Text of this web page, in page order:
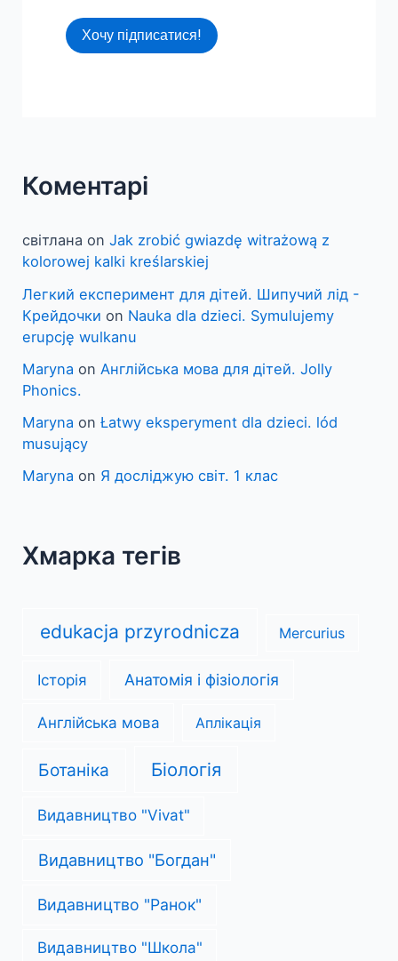
Хочу підписатися!
Коментарі
світлана onJak zrobić gwiazdę witrażową z
kolorowej kalki kreślarskiej
Легкий експеримент для дітей. Шипучий лід -
Крейдочки on Nauka dla dzieci. Symulujemy
erupcję wulkanu
Maryna on Англійська мова для дітей. Jolly
Phonics.
Maryna onŁatwy eksperyment dla dzieci. lód
musujący
Maryna on Я досліджую світ. 1 клас
Хмарка тегів
edukacja przyrodnicza Mercurius
Історія Анатомія і фізіологія
Англійська мова Аплікація
Ботаніка Біологія
Видавництво "Vivat"
Видавництво "Богдан"
Видавництво "Ранок"
Видавництво "Школа"